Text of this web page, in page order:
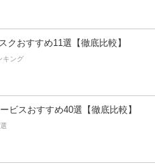
クおすすめ11選【徹底比較】
キング
ビスおすすめ40選【徹底比較】